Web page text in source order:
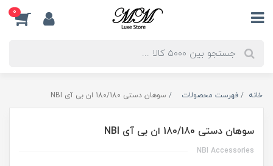
0
خانه فهرست محصولات سوهان دستی 180/180 ان بی آی NBI
سوهان دستی 180/180 ان بی آی NBI
NBI Accessories